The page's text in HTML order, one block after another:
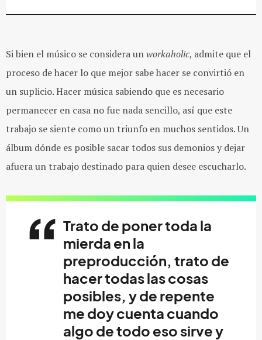
Si bien el músico se considera unworkaholic, admite que el
proceso de hacer lo que mejor sabe hacer se convirtió en
un suplicio. Hacer música sabiendo que es necesario
permanecer en casa no fue nada sencillo, así que este
trabajo se siente como un triunfo en muchos sentidos. Un
álbum dónde es posible sacar todos sus demonios y dejar
afuera un trabajo destinado para quien desee escucharlo.
Trato de poner toda la
mierda en la
preproducción, trato de
hacer todas las cosas
posibles, y de repente
me doy cuenta cuando
algo de todo eso sirve y